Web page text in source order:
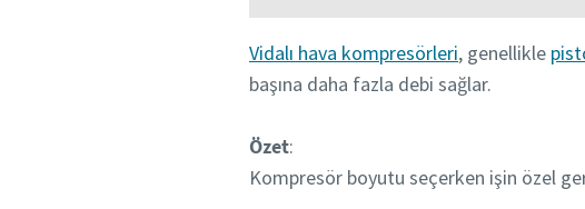
Vidalı hava kompresörleri, genellikle
başına daha fazla debi sağlar.
Özet:
Kompresör boyutu seçerken işin özel